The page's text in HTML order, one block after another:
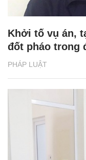
PHÁP LUẬT
Khởi tố vụ án,
đốt pháo trong